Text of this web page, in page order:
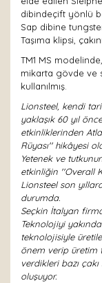
dibindeçift yönlü
Sap dibine
Taşıma klipsi,
TM1 MS
mikarta gövde ve
kullanılmış.
Lionsteel, kendi
yaklaşık 60 yıl
etkinliklerinden
Rüyası'' hikâyesi
Yetenek ve
etkinliğin ''Overall
Lionsteel son
durumda.
Seçkin İtalyan
Teknolojiyi
teknolojisiyle
önem verip üretim
verdikleri bazı
oluşuyor.